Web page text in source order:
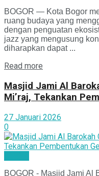
BOGOR — Kota Bogor
ruang budaya yang
dengan penguatan
jazz yang mengusung
diharapkan dapat ...
Read more
Masjid Jami Al
Mi’raj, Tekankan
27 Januari 2026
0
BOGOR - Masjid Jami Al